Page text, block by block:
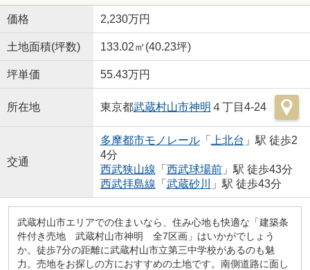
価格 2,230万円
土地面積(坪数) 133.02㎡(40.23坪)
坪単価 55.43万円
所在地 東京都武蔵村山市神明 ４丁目4-24
交通
多摩都市モノレール「 上北台 」駅 徒歩2
4分
西武狭山線 「 西武球場前」駅 徒歩43分
西武拝島線 「 武蔵砂川 」駅 徒歩43分
武蔵村山市エリアでの住まいなら、住み心地も快適な「建築条
件付き売地 武蔵村山市神明 全7区画」はいかがでしょう
か。徒歩7分の距離に武蔵村山市立第三中学校があるのも魅
力。売地をお探しの方におすすめの土地です。南側道路に面し